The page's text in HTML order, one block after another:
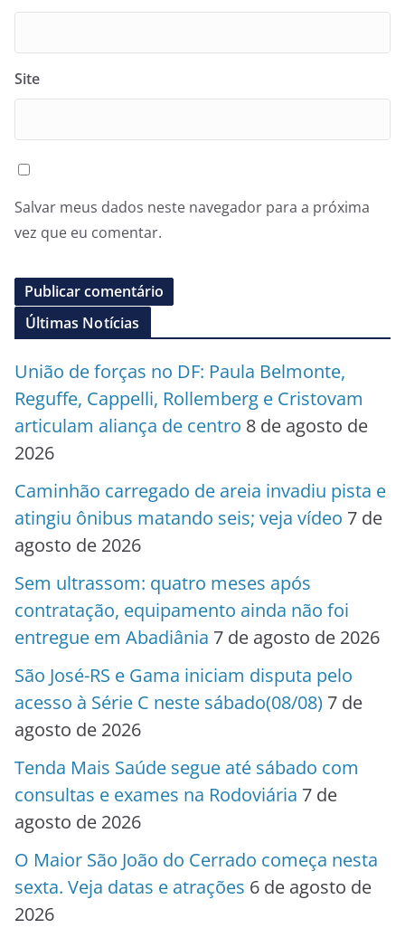
Site
Salvar meus dados neste navegador para a próxima
vez que eu comentar.
Últimas Notícias
União de forças no DF: Paula Belmonte,
Reguffe, Cappelli, Rollemberg e Cristovam
articulam aliança de centro 8 de agosto de
2026
Caminhão carregado de areia invadiu pista e
atingiu ônibus matando seis; veja vídeo 7 de
agosto de 2026
Sem ultrassom: quatro meses após
contratação, equipamento ainda não foi
entregue em Abadiânia 7 de agosto de 2026
São José-RS e Gama iniciam disputa pelo
acesso à Série C neste sábado(08/08) 7 de
agosto de 2026
Tenda Mais Saúde segue até sábado com
consultas e exames na Rodoviária 7 de
agosto de 2026
O Maior São João do Cerrado começa nesta
sexta. Veja datas e atrações 6 de agosto de
2026